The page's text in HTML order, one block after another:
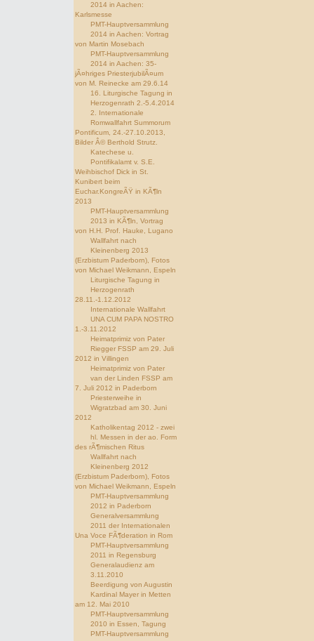
2014 in Aachen:
Karlsmesse
PMT-Hauptversammlung
2014 in Aachen: Vortrag
von Martin Mosebach
PMT-Hauptversammlung
2014 in Aachen: 35-
jÃ¤hriges PriesterjubilÃ¤um
von M. Reinecke am 29.6.14
16. Liturgische Tagung in
Herzogenrath 2.-5.4.2014
2. Internationale
Romwallfahrt Summorum
Pontificum, 24.-27.10.2013,
Bilder Â© Berthold Strutz.
Katechese u.
Pontifikalamt v. S.E.
Weihbischof Dick in St.
Kunibert beim
Euchar.KongreÃŸ in KÃ¶ln
2013
PMT-Hauptversammlung
2013 in KÃ¶ln, Vortrag
von H.H. Prof. Hauke, Lugano
Wallfahrt nach
Kleinenberg 2013
(Erzbistum Paderborn), Fotos
von Michael Weikmann, Espeln
Liturgische Tagung in
Herzogenrath
28.11.-1.12.2012
Internationale Wallfahrt
UNA CUM PAPA NOSTRO
1.-3.11.2012
Heimatprimiz von Pater
Riegger FSSP am 29. Juli
2012 in Villingen
Heimatprimiz von Pater
van der Linden FSSP am
7. Juli 2012 in Paderborn
Priesterweihe in
Wigratzbad am 30. Juni
2012
Katholikentag 2012 - zwei
hl. Messen in der ao. Form
des rÃ¶mischen Ritus
Wallfahrt nach
Kleinenberg 2012
(Erzbistum Paderborn), Fotos
von Michael Weikmann, Espeln
PMT-Hauptversammlung
2012 in Paderborn
Generalversammlung
2011 der Internationalen
Una Voce FÃ¶deration in Rom
PMT-Hauptversammlung
2011 in Regensburg
Generalaudienz am
3.11.2010
Beerdigung von Augustin
Kardinal Mayer in Metten
am 12. Mai 2010
PMT-Hauptversammlung
2010 in Essen, Tagung
PMT-Hauptversammlung